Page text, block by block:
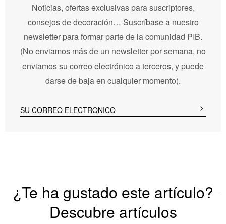
Noticias, ofertas exclusivas para suscriptores,
consejos de decoración… Suscríbase a nuestro
newsletter para formar parte de la comunidad PIB.
(No enviamos más de un newsletter por semana, no
enviamos su correo electrónico a terceros, y puede
darse de baja en cualquier momento).
¿Te ha gustado este artículo?
Descubre artículos